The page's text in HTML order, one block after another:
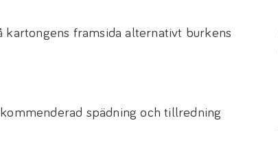
kartongens framsida alternativt burkens
spädning och tillredning